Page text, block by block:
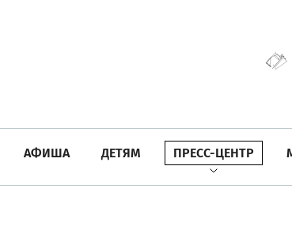
АФИША ДЕТЯМ ПРЕСС-ЦЕНТР